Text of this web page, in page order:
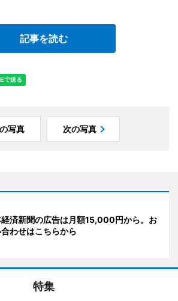
記事を読む
写真 次の写真
済新聞の広告は月額15,000円から。お
わせはこちらから
特集